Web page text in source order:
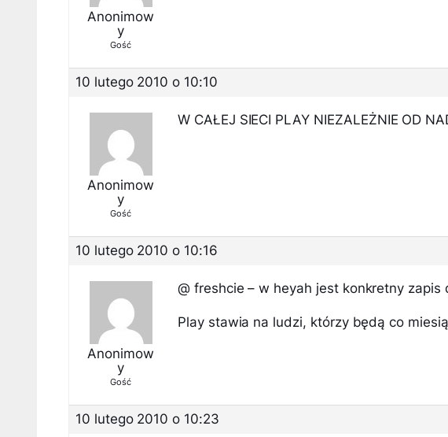
Anonimow
y
Gość
10 lutego 2010 o 10:10
Anonimow
y
Gość
W CAŁEJ SIECI PLAY NIEZALEŻNIE OD
10 lutego 2010 o 10:16
Anonimow
y
Gość
@ freshcie – w heyah jest konkretny zapis
Play stawia na ludzi, którzy będą co
10 lutego 2010 o 10:23